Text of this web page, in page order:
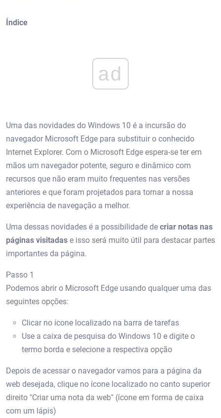
Índice
ad
Uma das novidades do Windows 10 é a incursão do
navegador Microsoft Edge para substituir o conhecido
Internet Explorer. Com o Microsoft Edge espera-se ter em
mãos um navegador potente, seguro e dinâmico com
recursos que não eram muito frequentes nas versões
anteriores e que foram projetados para tornar a nossa
experiência de navegação a melhor.
Uma dessas novidades é a possibilidade de criar notas nas
páginas visitadas e isso será muito útil para destacar partes
importantes da página.
Passo 1
Podemos abrir o Microsoft Edge usando qualquer uma das
seguintes opções:
Clicar no ícone localizado na barra de tarefas
Use a caixa de pesquisa do Windows 10 e digite o
termo borda e selecione a respectiva opção
Depois de acessar o navegador vamos para a página da
web desejada, clique no ícone localizado no canto superior
direito "Criar uma nota da web" (ícone em forma de caixa
com um lápis)